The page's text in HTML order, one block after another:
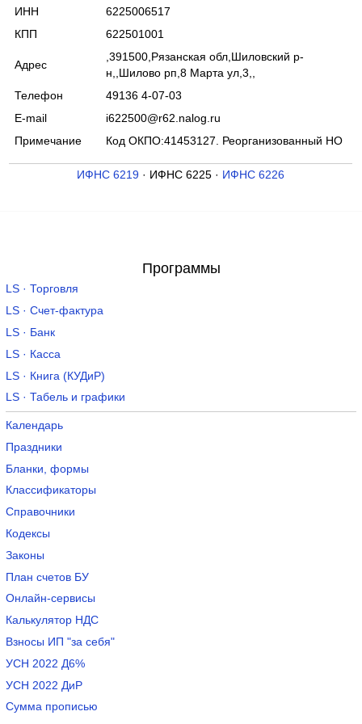
ИНН
6225006517
КПП
622501001
Адрес
,391500,Рязанская обл,Шиловский р-
н,,Шилово рп,8 Марта ул,3,,
Телефон
49136 4-07-03
E-mail
i622500@r62.nalog.ru
Примечание
Код ОКПО:41453127. Реорганизованный НО
ИФНС 6219 · ИФНС 6225 · ИФНС 6226
Программы
LS · Торговля
LS · Счет-фактура
LS · Банк
LS · Касса
LS · Книга (КУДиР)
LS · Табель и графики
Календарь
Праздники
Бланки, формы
Классификаторы
Справочники
Кодексы
Законы
План счетов БУ
Онлайн-сервисы
Калькулятор НДС
Взносы ИП "за себя"
УСН 2022 Д6%
УСН 2022 ДиР
Сумма прописью